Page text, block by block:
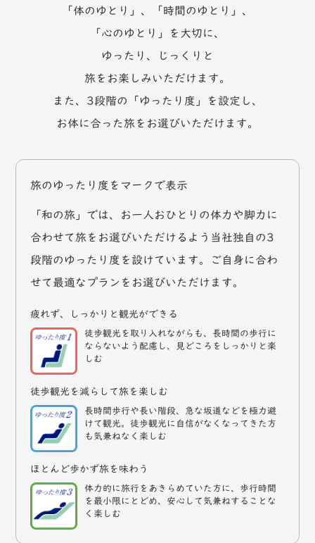
「体のゆとり」、「時間のゆとり」、
「心のゆとり」を大切に、
ゆったり、じっくりと
旅をお楽しみいただけます。
また、3段階の「ゆったり度」を設定し、
お体に合った旅をお選びいただけます。
旅のゆったり度をマークで表示
「和の旅」では、お一人おひとりの体力や脚力に
合わせて旅をお選びいただけるよう当社独自の3
段階のゆったり度を設けています。ご自身に合わ
せて最適なプランをお選びいただけます。
疲れず、しっかりと観光ができる
徒歩観光を取り入れながらも、長時間の歩行に
ならないよう配慮し、見どころをしっかりと楽
しむ
徒歩観光を減らして旅を楽しむ
長時間歩行や長い階段、急な坂道などを極力避
けて観光。徒歩観光に自信がなくなってきた方
も気兼ねなく楽しむ
ほとんど歩かず旅を味わう
体力的に旅行をあきらめていた方に、歩行時間
を最小限にとどめ、安心して気兼ねすることな
く楽しむ